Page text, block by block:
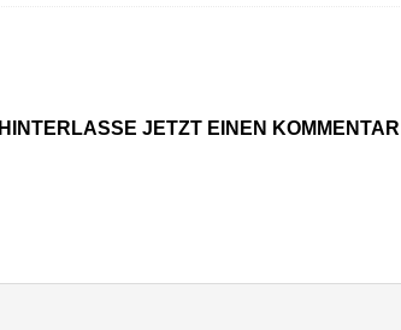
HINTERLASSE JETZT EINEN KOMMENTAR